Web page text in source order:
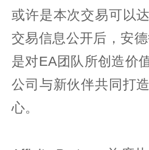
或许是本次交易可以
交易信息公开后，安
是对EA团队所创造价
公司与新伙伴共同打
心。